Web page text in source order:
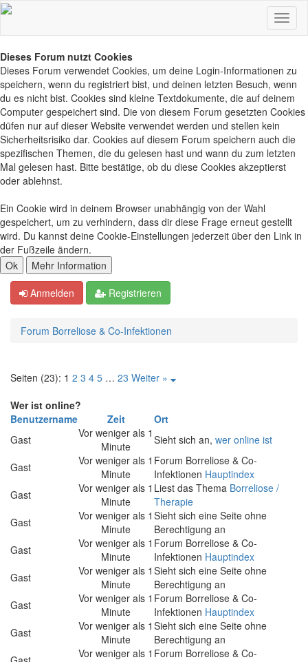
Dieses Forum nutzt Cookies
Dieses Forum verwendet Cookies, um deine Login-Informationen zu
speichern, wenn du registriert bist, und deinen letzten Besuch, wenn
du es nicht bist. Cookies sind kleine Textdokumente, die auf deinem
Computer gespeichert sind. Die von diesem Forum gesetzten Cookies
düfen nur auf dieser Website verwendet werden und stellen kein
Sicherheitsrisiko dar. Cookies auf diesem Forum speichern auch die
spezifischen Themen, die du gelesen hast und wann du zum letzten
Mal gelesen hast. Bitte bestätige, ob du diese Cookies akzeptierst
oder ablehnst.
Ein Cookie wird in deinem Browser unabhängig von der Wahl
gespeichert, um zu verhindern, dass dir diese Frage erneut gestellt
wird. Du kannst deine Cookie-Einstellungen jederzeit über den Link in
der Fußzeile ändern.
Anmelden Registrieren
Forum Borreliose & Co-Infektionen
Seiten (23): 1 2 3 4 5 … 23 Weiter »
Wer ist online?
Benutzername
Zeit
Ort
Gast
Vor weniger als 1
Minute
Sieht sich an, wer online ist
Gast
Vor weniger als 1
Minute
Forum Borreliose & Co-
Infektionen Hauptindex
Gast
Vor weniger als 1
Minute
Liest das Thema Borreliose /
Therapie
Gast
Vor weniger als 1
Minute
Sieht sich eine Seite ohne
Berechtigung an
Gast
Vor weniger als 1
Minute
Forum Borreliose & Co-
Infektionen Hauptindex
Gast
Vor weniger als 1
Minute
Sieht sich eine Seite ohne
Berechtigung an
Gast
Vor weniger als 1
Minute
Forum Borreliose & Co-
Infektionen Hauptindex
Gast
Vor weniger als 1
Minute
Sieht sich eine Seite ohne
Berechtigung an
Vor weniger als 1 Forum Borreliose & Co-